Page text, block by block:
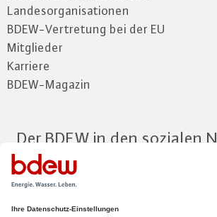
Landesorganisationen
BDEW-Vertretung bei der EU
Mitglieder
Karriere
BDEW-Magazin
Der BDEW in den sozialen
Zum Mitgliederbereich